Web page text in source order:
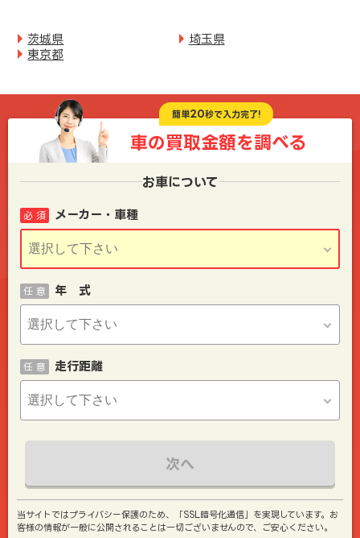
茨城県
埼玉県
東京都
簡単20秒で入力完了!
車の買取金額を調べる
お車について
メーカー・車種
必 須
年 式
任 意
走行距離
任 意
次へ
当サイトではプライバシー保護のため、「SSL暗号化通信」を実現しています。お
客様の情報が一般に公開されることは一切ございませんので、ご安心ください。